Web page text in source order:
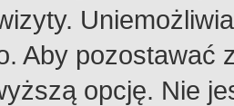
Aby pozostawać
opcję. Nie